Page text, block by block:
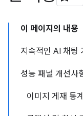
이 페이지의 내용
지속적인 AI 채팅
성능 패널 개선사
이미지 게재 통계